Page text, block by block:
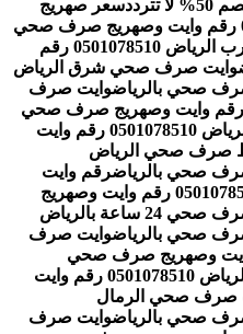
سعر صهريج
صرف صحي بالرياض 0501078510 رقم وايت وصهريج صرف صحي
وايت شفط صرف صحي غرب الرياض 0501078510 رقم
وايت صرف صحي شرق الرياض
وايت صرف
صحي جنوب الرياض 0501078510 رقم وايت وصهريج صرف صحي
وايت صرف صحي شمال الرياض 0501078510 رقم وايت
صرف صحي الرياض
رقم وايت
شفط صرف صحي في الرياض 0501078510 رقم وايت وصهريج
وايت شفط صرف صحي 24 ساعة بالرياض
وايت صرف
0501078510 رقم وايت وصهريج صرف صحي
وايت شفط صرف صحي بالرياض 0501078510 رقم وايت
صرف صحي الرمال
وايت صرف